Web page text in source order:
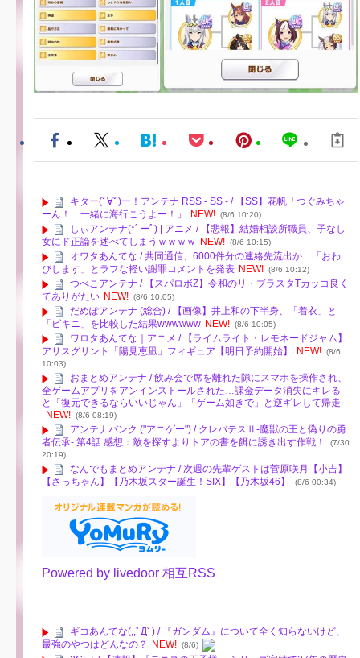
キター(ﾟ∀ﾟ)ー！アンテナ RSS - SS - / 【SS】花帆「つぐみちゃ
ーん！ 一緒に海行こうよー！」
NEW! (8/6 10:20)
しぃアンテナ(*ﾟーﾟ) | アニメ / 【悲報】結婚相談所職員、子なし
女にド正論を述べてしまうｗｗｗｗ
NEW! (8/6 10:15)
オワタあんてな / 共同通信、6000件分の連絡先流出か 「おわ
びします」とラフな軽い謝罪コメントを発表 NEW! (8/6 10:12)
つべこアンテナ / 【スパロボZ】令和のリ・ブラスタTカッコ良く
てありがたい NEW! (8/6 10:05)
だめぽアンテナ (総合) / 【画像】井上和の下半身、「着衣」と
「ビキニ」を比較した結果wwwwww NEW! (8/6 10:05)
ワロタあんてな｜アニメ / 【ライムライト・レモネードジャム】
アリスグリント「陽見恵凪」フィギュア【明日予約開始】
NEW! (8/6
10:03)
おまとめアンテナ / 飲み会で席を離れた隙にスマホを操作され、
全ゲームアプリをアンインストールされた…課金データ消失にキレる
と「復元できるならいいじゃん」「ゲーム如きで」と逆ギレして帰走
NEW! (8/6 08:19)
アンテナバンク ("アニゲー") / クレバテスⅡ-魔獣の王と偽りの勇
者伝承- 第4話 感想：敵を探すよりトアの書を餌に誘き出す作戦！
(7/30
20:19)
なんでもまとめアンテナ / 次週の先輩ゲストは菅原咲月【小吉】
【さっちゃん】【乃木坂スター誕生！SIX】【乃木坂46】
(8/6 00:34)
Powered by livedoor 相互RSS
ギコあんてな(,,ﾟДﾟ) / 『ガンダム』について全く知らないけど、
最強のやつはどんなの？
NEW! (8/6)